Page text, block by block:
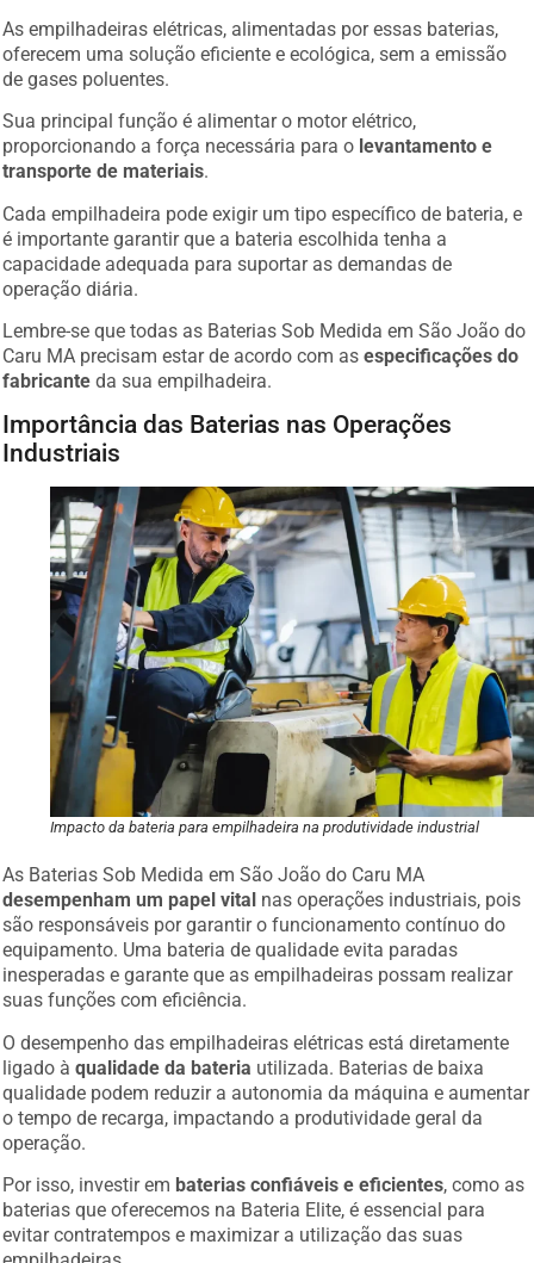
As empilhadeiras elétricas, alimentadas por essas baterias,
oferecem uma solução eficiente e ecológica, sem a emissão
de gases poluentes.
Sua principal função é alimentar o motor elétrico,
proporcionando a força necessária para o levantamento e
transporte de materiais.
Cada empilhadeira pode exigir um tipo específico de bateria, e
é importante garantir que a bateria escolhida tenha a
capacidade adequada para suportar as demandas de
operação diária.
Lembre-se que todas as Baterias Sob Medida em São João do
Caru MA precisam estar de acordo com as especificações do
fabricante da sua empilhadeira.
Importância das Baterias nas Operações
Industriais
Impacto da bateria para empilhadeira na produtividade industrial
As Baterias Sob Medida em São João do Caru MA
desempenham um papel vital nas operações industriais, pois
são responsáveis por garantir o funcionamento contínuo do
equipamento. Uma bateria de qualidade evita paradas
inesperadas e garante que as empilhadeiras possam realizar
suas funções com eficiência.
O desempenho das empilhadeiras elétricas está diretamente
ligado àqualidade da bateria utilizada. Baterias de baixa
qualidade podem reduzir a autonomia da máquina e aumentar
o tempo de recarga, impactando a produtividade geral da
operação.
Por isso, investir em baterias confiáveis e eficientes, como as
baterias que oferecemos na Bateria Elite, é essencial para
evitar contratempos e maximizar a utilização das suas